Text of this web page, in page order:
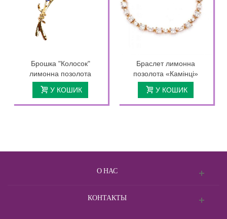
Брошка "Колосок"
лимонна позолота
У КОШИК
Браслет лимонна
позолота «Камінці»
У КОШИК
О НАС
КОНТАКТЫ